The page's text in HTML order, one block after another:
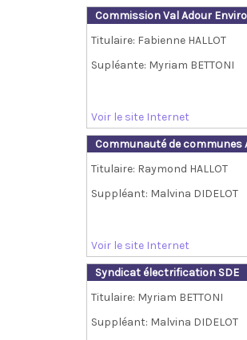
Commission Val Adour
Titulaire: Fabienne HALLOT
Supléante: Myriam BETTONI
Voir le site Internet
Communauté de communes
Titulaire: Raymond HALLOT
Suppléant: Malvina DIDELOT
Voir le site Internet
Syndicat électrification SDE
Titulaire: Myriam BETTONI
Suppléant: Malvina DIDELOT